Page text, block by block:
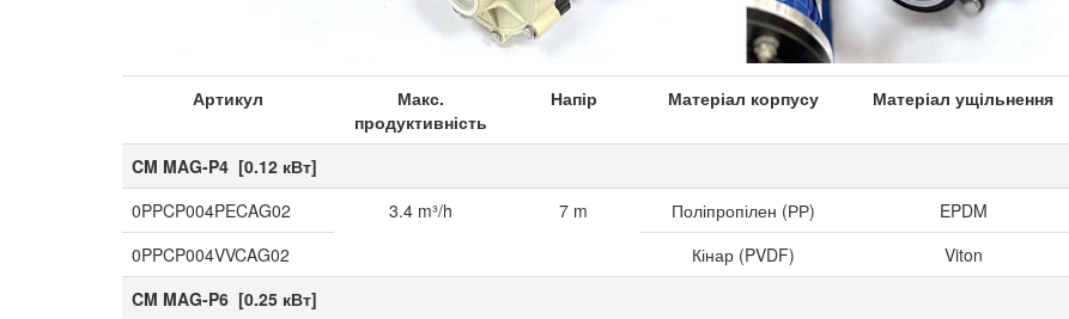
Артикул
Макс.
продуктивність
Напір Матеріал корпусу Матеріал ущільнення
CM MAG-P4 [0.12 кВт]
0PPCP004PECAG02
3.4 m³/h 7 m Поліпропілен (РР) EPDM
0PPCP004VVCAG02
Кінар (PVDF) Viton
CM MAG-P6 [0.25 кВт]